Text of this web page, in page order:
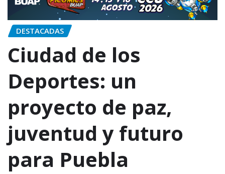
DESTACADAS
Ciudad de los
Deportes: un
proyecto de paz,
juventud y futuro
para Puebla